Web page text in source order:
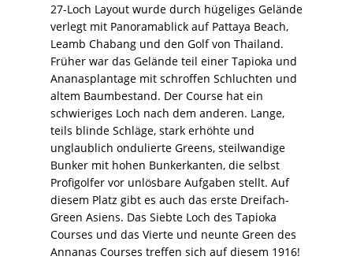
27-Loch Layout wurde durch hügeliges Gelände
verlegt mit Panoramablick auf Pattaya Beach,
Leamb Chabang und den Golf von Thailand.
Früher war das Gelände teil einer Tapioka und
Ananasplantage mit schroffen Schluchten und
altem Baumbestand. Der Course hat ein
schwieriges Loch nach dem anderen. Lange,
teils blinde Schläge, stark erhöhte und
unglaublich ondulierte Greens, steilwandige
Bunker mit hohen Bunkerkanten, die selbst
Profigolfer vor unlösbare Aufgaben stellt. Auf
diesem Platz gibt es auch das erste Dreifach-
Green Asiens. Das Siebte Loch des Tapioka
Courses und das Vierte und neunte Green des
Annanas Courses treffen sich auf diesem 1916!